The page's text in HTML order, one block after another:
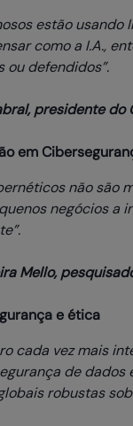
estão
como a I.A.,
ou defendidos”.
presidente do
em
não são
negócios a
Mello,
e ética
cada vez mais
de
robustas